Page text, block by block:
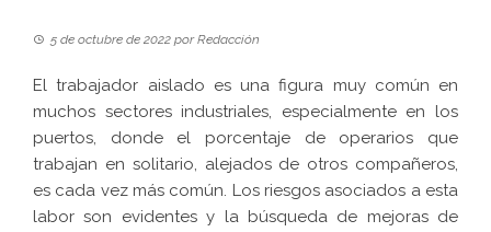
5 de octubre de 2022 porRedacción
El trabajador aislado es una figura muy común en
muchos sectores industriales, especialmente en los
puertos, donde el porcentaje de operarios que
trabajan en solitario, alejados de otros compañeros,
es cada vez más común. Los riesgos asociados a esta
labor son evidentes y la búsqueda de mejoras de